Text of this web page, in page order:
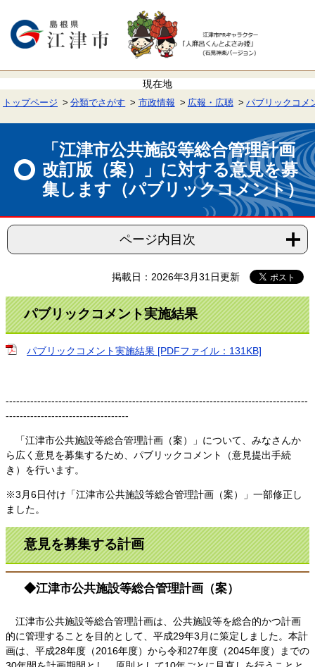
で
ば
本トップページ 分類でさがす 市政情報 広報・広聴 パブリックコメ
「江津市公共施設等総合管理計画
改訂版（案）」に対する意見を募
集します（パブリックコメント）
ページ内目次
掲載日：2026年3月31日更新
パブリックコメント実施結果
パブリックコメント実施結果 [PDFファイル：131KB]
--------------------------------------------------------------------------------------
-----------------------------------
「江津市公共施設等総合管理計画（案）」について、みなさんか
ら広く意見を募集するため、パブリックコメント（意見提出手続
き）を行います。
※3月6日付け「江津市公共施設等総合管理計画（案）」一部修正し
ました。
意見を募集する計画
◆江津市公共施設等総合管理計画（案）
江津市公共施設等総合管理計画は、公共施設等を総合的かつ計画
的に管理することを目的として、平成29年3月に策定しました。本計
画は、平成28年度（2016年度）から令和27年度（2045年度）までの